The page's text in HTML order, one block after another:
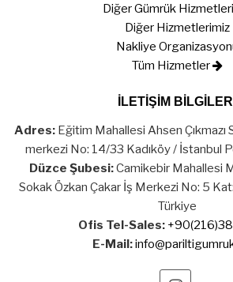
Diğer Gümrük
Diğer Hizmetlerimiz
Nakliye
Tüm Hizmetler
İLETİŞİM BİLGİLERİ
Adres: Eğitim Mahallesi Ahsen Çıkmazı
merkezi No: 14/33 Kadıköy / İstanbul
Düzce Şubesi:Camikebir Mahallesi
Sokak Özkan Çakar İş Merkezi No: 5
Türkiye
Ofis Tel-Sales:
E-Mail: